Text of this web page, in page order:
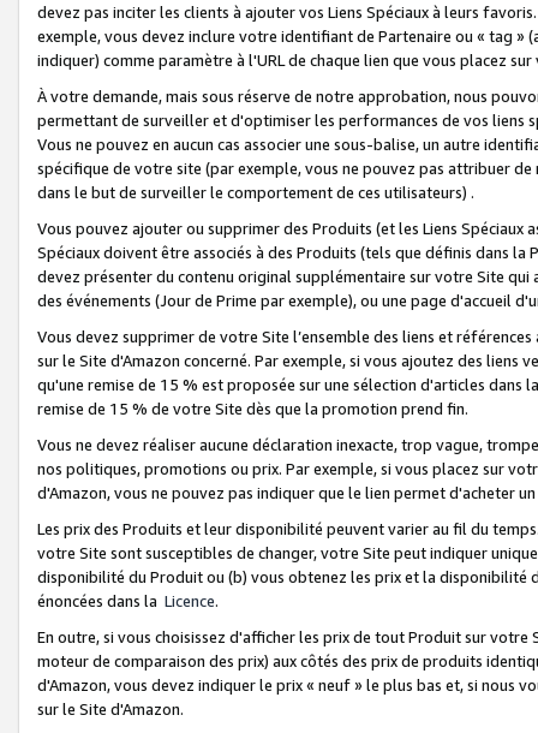
devez pas inciter les clients à ajouter vos Liens Spéciaux à leurs
exemple, vous devez inclure votre identifiant de Partenaire ou « tag
indiquer) comme paramètre à l'URL de chaque lien que vous placez
À votre demande, mais sous réserve de notre approbation, nous
permettant de surveiller et d'optimiser les performances de vos liens
Vous ne pouvez en aucun cas associer une sous-balise, un autre
spécifique de votre site (par exemple, vous ne pouvez pas attribuer
dans le but de surveiller le comportement de ces utilisateurs) .
Vous pouvez ajouter ou supprimer des Produits (et les Liens
Spéciaux doivent être associés à des Produits (tels que définis dans
devez présenter du contenu original supplémentaire sur votre Site qui
des événements (Jour de Prime par exemple), ou une page d'accueil
Vous devez supprimer de votre Site l’ensemble des liens et
sur le Site d'Amazon concerné. Par exemple, si vous ajoutez des
qu'une remise de 15 % est proposée sur une sélection d'articles
remise de 15 % de votre Site dès que la promotion prend fin.
Vous ne devez réaliser aucune déclaration inexacte, trop vague,
nos politiques, promotions ou prix. Par exemple, si vous placez sur
d'Amazon, vous ne pouvez pas indiquer que le lien permet d'acheter
Les prix des Produits et leur disponibilité peuvent varier au fil du
votre Site sont susceptibles de changer, votre Site peut indiquer
disponibilité du Produit ou (b) vous obtenez les prix et la disponibilité
énoncées dans la Licence.
En outre, si vous choisissez d'afficher les prix de tout Produit sur
moteur de comparaison des prix) aux côtés des prix de produits
d'Amazon, vous devez indiquer le prix « neuf » le plus bas et, si nous
sur le Site d'Amazon.